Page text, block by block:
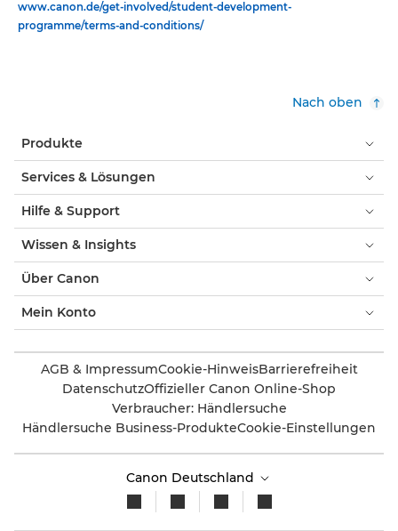
www.canon.de/get-involved/student-development-
programme/terms-and-conditions/
Nach oben
Produkte
Services & Lösungen
Hilfe & Support
Wissen & Insights
Über Canon
Mein Konto
AGB & ImpressumCookie-HinweisBarrierefreiheit
DatenschutzOffizieller Canon Online-Shop
Verbraucher: Händlersuche
Händlersuche Business-ProdukteCookie-Einstellungen
Canon Deutschland